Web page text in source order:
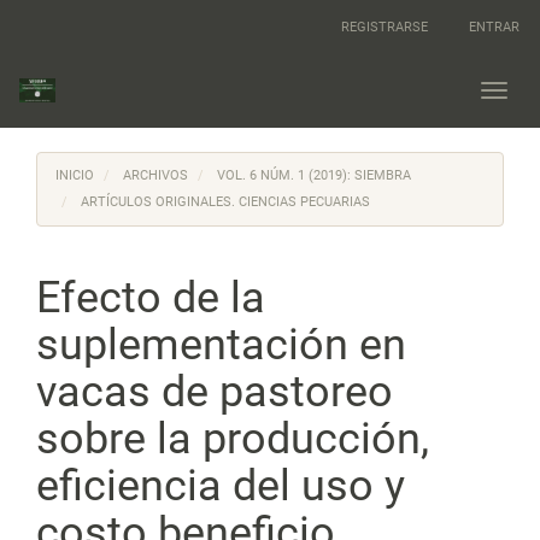
principal
Barra
lateral
REGISTRARSE ENTRAR
INICIO ARCHIVOS
VOL. 6 NÚM. 1 (2019): SIEMBRA
ARTÍCULOS ORIGINALES. CIENCIAS PECUARIAS
Efecto de la
suplementación en
vacas de pastoreo
sobre la producción,
eficiencia del uso y